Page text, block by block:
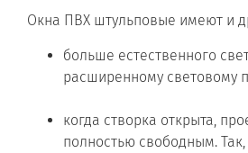
Окна ПВХ штульповые имеют и
больше естественного
расширенному световому
когда створка открыта,
полностью свободным.